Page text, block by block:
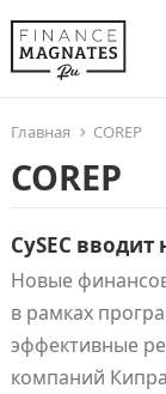
Главная COREP
COREP
CySEC
Новые
в рамках
эффективные
компаний